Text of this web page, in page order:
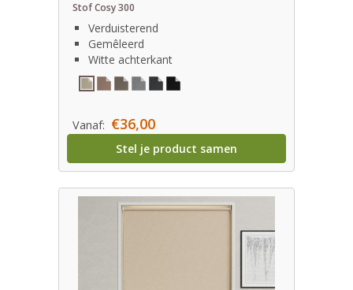
Stof Cosy 300
Verduisterend
Gemêleerd
Witte achterkant
Vanaf: €36,00
Stel je product samen